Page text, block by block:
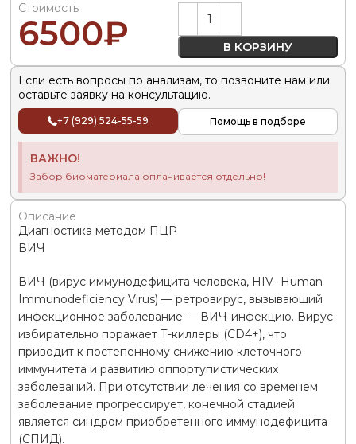
Стоимость
6500₽ В КОРЗИНУ
Alternative:
Если есть вопросы по анализам, то позвоните нам или
оставьте заявку на консультацию.
+7 (929) 524-55-59 Помощь в подборе
ВАЖНО!
Забор биоматериала оплачивается отдельно!
Описание
Диагностика методом ПЦР
ВИЧ
ВИЧ (вирус иммунодефицита человека, HIV- Human
Immunodeficiency Virus) — ретровирус, вызывающий
инфекционное заболевание — ВИЧ-инфекцию. Вирус
избирательно поражает Т-киллеры (CD4+), что
приводит к постепенному снижению клеточного
иммунитета и развитию оппортупистических
заболеваний. При отсутствии лечения со временем
заболевание прогрессирует, конечной стадией
является синдром приобретенного иммунодефицита
(СПИД).